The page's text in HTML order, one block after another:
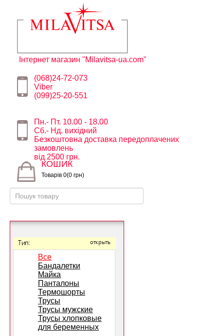
Інтернет магазин "Milavitsa-ua.com"
(068)24-72-073
Viber
(099)25-20-551
Пн.- Пт. 10.00 - 18.00
Сб.- Нд. вихідний
Безкоштовна доставка передоплачених
замовлень
від 2500 грн.
КОШИК
Товарів 0(0 грн)
Тип: открыть
Все
Бандалетки
Майка
Панталоны
Термошорты
Трусы
Трусы мужские
Трусы хлопковые
для беременных